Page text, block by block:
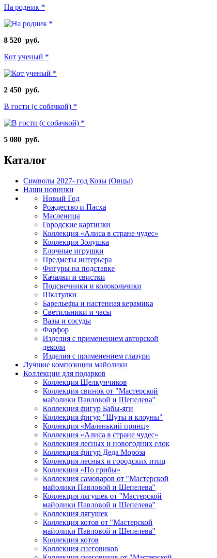
На родник *
8 520 руб.
Кот ученый *
2 450 руб.
В гости (с собачкой) *
5 080 руб.
Каталог
Символы 2027- год Козы (Овцы)
Наши новинки
Новый Год
Рождество и Пасха
Масленица
Городские картинки
Коллекция «Алиса в стране чудес»
Коллекция Золушка
Елочные игрушки
Предметы интерьера
Фигуры на подставке
Качалки и свистки
Подсвечники и колокольчики
Шкатулки
Барельефы и настенная керамика
Светильники и часы
Вазы и сосуды
Фарфор
Изделия с применением авторской
деколи
Изделия с применением глазури
Лучшие композиции майолики
Коллекции для подарков
Коллекция Щелкунчиков
Коллекция свинок от "Мастерской
майолики Павловой и Шепелева"
Коллекция фигур Бабы-яги
Коллекция фигур "Шуты и клоуны"
Коллекция «Маленький принц»
Коллекция «Алиса в стране чудес»
Коллекция лесных и новогодних елок
Коллекция фигур Деда Мороза
Коллекция лесных и городских птиц
Коллекция «По грибы»
Коллекция самоваров от "Мастерской
майолики Павловой и Шепелева"
Коллекция лягушек от "Мастерской
майолики Павловой и Шепелева"
Коллекция лягушек
Коллекция котов от "Мастерской
майолики Павловой и Шепелева"
Коллекция котов
Коллекция снеговиков